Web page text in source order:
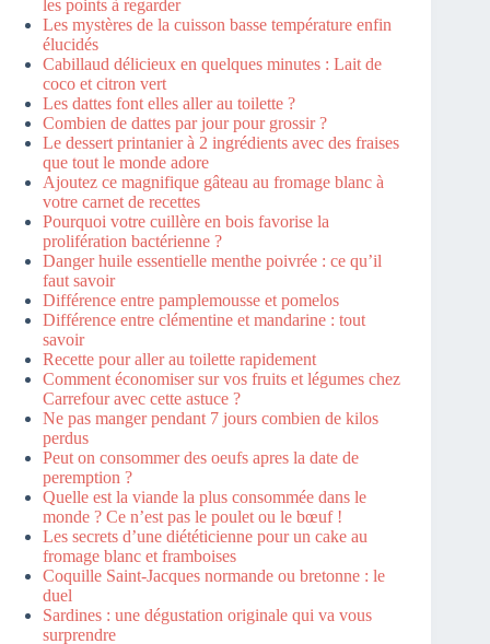
les points à regarder
Les mystères de la cuisson basse température enfin
élucidés
Cabillaud délicieux en quelques minutes : Lait de
coco et citron vert
Les dattes font elles aller au toilette ?
Combien de dattes par jour pour grossir ?
Le dessert printanier à 2 ingrédients avec des fraises
que tout le monde adore
Ajoutez ce magnifique gâteau au fromage blanc à
votre carnet de recettes
Pourquoi votre cuillère en bois favorise la
prolifération bactérienne ?
Danger huile essentielle menthe poivrée : ce qu’il
faut savoir
Différence entre pamplemousse et pomelos
Différence entre clémentine et mandarine : tout
savoir
Recette pour aller au toilette rapidement
Comment économiser sur vos fruits et légumes chez
Carrefour avec cette astuce ?
Ne pas manger pendant 7 jours combien de kilos
perdus
Peut on consommer des oeufs apres la date de
peremption ?
Quelle est la viande la plus consommée dans le
monde ? Ce n’est pas le poulet ou le bœuf !
Les secrets d’une diététicienne pour un cake au
fromage blanc et framboises
Coquille Saint-Jacques normande ou bretonne : le
duel
Sardines : une dégustation originale qui va vous
surprendre